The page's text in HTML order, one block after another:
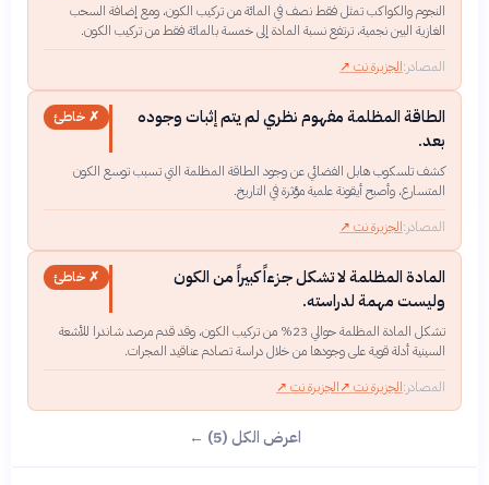
النجوم والكواكب تمثل فقط نصف في المائة من تركيب الكون، ومع إضافة السحب
الغازية البين نجمية، ترتفع نسبة المادة إلى خمسة بالمائة فقط من تركيب الكون.
المصادر:الجزيرة نت ↗
الطاقة المظلمة مفهوم نظري لم يتم إثبات وجوده
بعد.
✗ خاطئ
كشف تلسكوب هابل الفضائي عن وجود الطاقة المظلمة التي تسبب توسع الكون
المتسارع، وأصبح أيقونة علمية مؤثرة في التاريخ.
المصادر:الجزيرة نت ↗
المادة المظلمة لا تشكل جزءاً كبيراً من الكون
وليست مهمة لدراسته.
✗ خاطئ
تشكل المادة المظلمة حوالي 23% من تركيب الكون، وقد قدم مرصد شاندرا للأشعة
السينية أدلة قوية على وجودها من خلال دراسة تصادم عناقيد المجرات.
المصادر:الجزيرة نت ↗الجزيرة نت ↗
اعرض الكل (5) ←